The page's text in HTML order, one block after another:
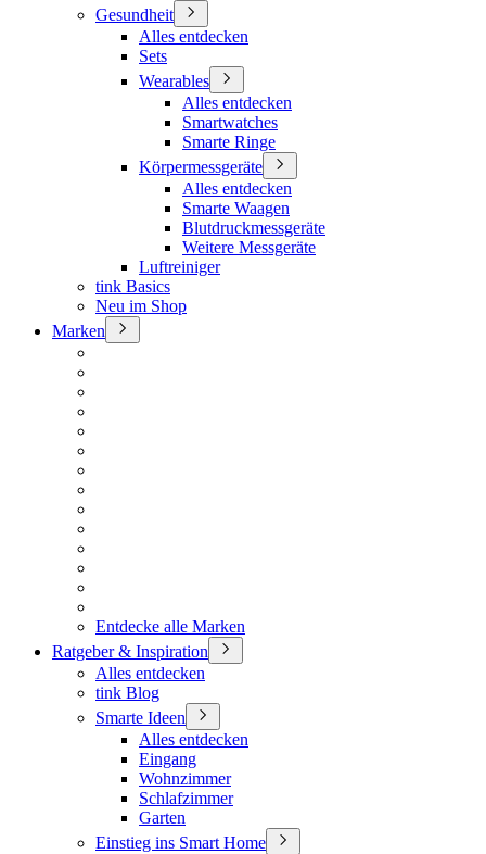
Gesundheit
Alles entdecken
Sets
Wearables
Alles entdecken
Smartwatches
Smarte Ringe
Körpermessgeräte
Alles entdecken
Smarte Waagen
Blutdruckmessgeräte
Weitere Messgeräte
Luftreiniger
tink Basics
Neu im Shop
Marken
Entdecke alle Marken
Ratgeber & Inspiration
Alles entdecken
tink Blog
Smarte Ideen
Alles entdecken
Eingang
Wohnzimmer
Schlafzimmer
Garten
Einstieg ins Smart Home